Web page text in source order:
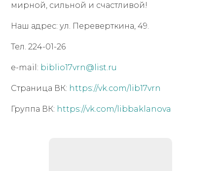
мирной, сильной и счастливой!
Наш адрес: ул. Переверткина, 49.
Тел. 224-01-26
e-mail: biblio17vrn@list.ru
Страница ВК: https://vk.com/lib17vrn
Группа ВК: https://vk.com/libbaklanova